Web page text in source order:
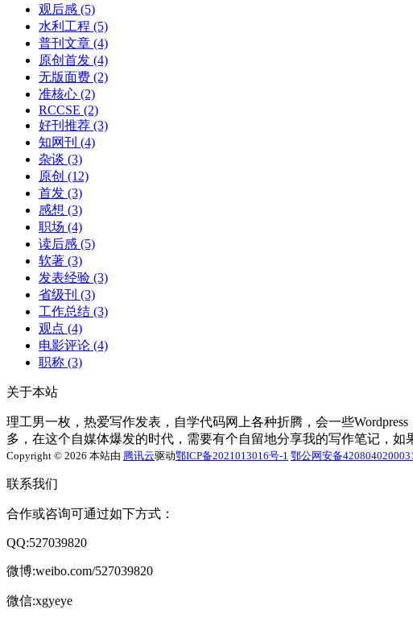
观后感 (5)
水利工程 (5)
普刊文章 (4)
原创首发 (4)
无版面费 (2)
准核心 (2)
RCCSE (2)
好刊推荐 (3)
知网刊 (4)
杂谈 (3)
原创 (12)
首发 (3)
感想 (3)
职场 (4)
读后感 (5)
软著 (3)
发表经验 (3)
省级刊 (3)
工作总结 (3)
观点 (4)
电影评论 (4)
职称 (3)
关于本站
理工男一枚，热爱写作发表，自学代码网上各种折腾，会一些
多，在这个自媒体爆发的时代，需要有个自留地分享我的写作笔记，如
Copyright © 2026 本站由 腾讯云驱动鄂ICP备2021013016号-1 鄂公网安备
联系我们
合作或咨询可通过如下方式：
QQ:527039820
微博:weibo.com/527039820
微信:xgyeye